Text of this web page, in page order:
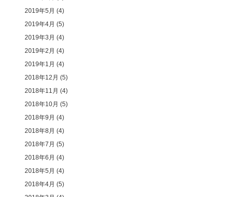
2019年5月 (4)
2019年4月 (5)
2019年3月 (4)
2019年2月 (4)
2019年1月 (4)
2018年12月 (5)
2018年11月 (4)
2018年10月 (5)
2018年9月 (4)
2018年8月 (4)
2018年7月 (5)
2018年6月 (4)
2018年5月 (4)
2018年4月 (5)